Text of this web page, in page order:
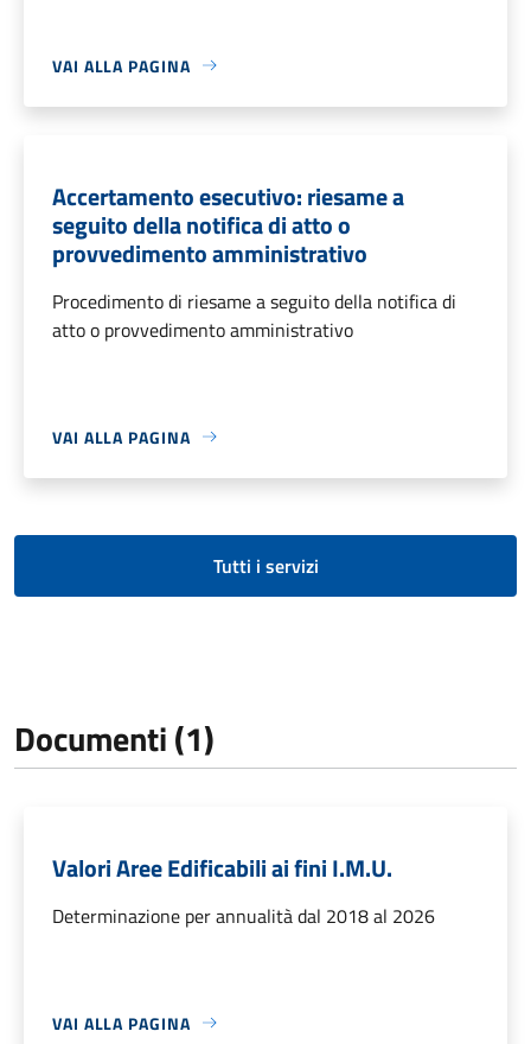
VAI ALLA PAGINA
Accertamento esecutivo: riesame a
seguito della notifica di atto o
provvedimento amministrativo
Procedimento di riesame a seguito della notifica di
atto o provvedimento amministrativo
VAI ALLA PAGINA
Tutti i servizi
Documenti (1)
Valori Aree Edificabili ai fini I.M.U.
Determinazione per annualità dal 2018 al 2026
VAI ALLA PAGINA